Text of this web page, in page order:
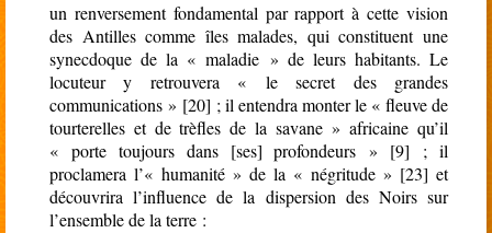
un renversement fondamental par rapport à cette vision
des Antilles comme îles malades, qui constituent une
synecdoque de la « maladie » de leurs habitants. Le
locuteur y retrouvera « le secret des grandes
communications » [20] ; il entendra monter le « fleuve de
tourterelles et de trèfles de la savane » africaine qu’il
« porte toujours dans [ses] profondeurs » [9] ; il
proclamera l’« humanité » de la « négritude » [23] et
découvrira l’influence de la dispersion des Noirs sur
l’ensemble de la terre :